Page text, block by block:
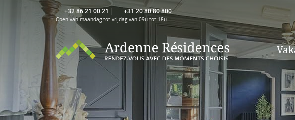
+32 86 21 00 21 | +31 20 80 80 800
Open van maandag tot vrijdag van 09u tot 18u